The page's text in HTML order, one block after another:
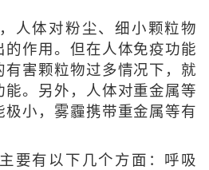
人体对粉尘、细小颗粒物
的作用。但在人体免疫功能
害颗粒物过多情况下，就
能。另外，人体对重金属等
极小，雾霾携带重金属等有
要有以下几个方面：呼吸